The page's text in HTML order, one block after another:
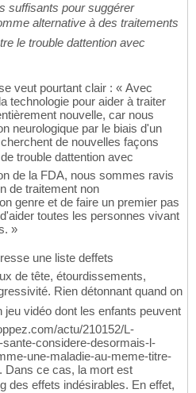
suffisants pour suggérer
alternative à des traitements
le trouble dattention avec
veut pourtant clair : « Avec
technologie pour aider à traiter
nouvelle, car nous
neurologique par le biais d'un
de nouvelles façons
trouble dattention avec
de la FDA, nous sommes ravis
de traitement non
genre et de faire un premier pas
toutes les personnes vivant
»
une liste deffets
de tête, étourdissements,
Rien détonnant quand on
jeu vidéo dont les enfants peuvent
actu/210152/L-
considere-desormais-l-
une-maladie-au-meme-titre-
Dans ce cas, la mort est
des effets indésirables. En effet,